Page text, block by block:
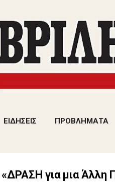
ΕΙΔΗΣΕΙΣ ΠΡΟΒΛΗΜΑΤΑ
για μια Άλλη